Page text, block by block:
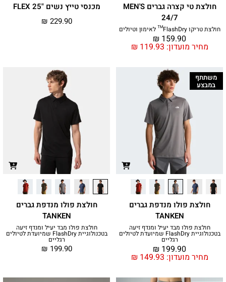
חולצת טי קצרה גברים MEN'S
24/7
חולצת טריקו FlashDry™ לאימון וטיולים
מחיר מועדון: ₪ 119.93
₪ 159.90
מכנסי טייץ נשים "FLEX 25
₪ 229.90
משתתף
במבצע
חולצת פולו מנדפת גברים
TANKEN
חולצת פולו מבד יעיל ומנדף זיעה
בטכנולוגיית FlashDry שמיועדת לטיולים
רגליים
מחיר מועדון: ₪ 149.93
₪ 199.90
חולצת פולו מנדפת גברים
TANKEN
חולצת פולו מבד יעיל ומנדף זיעה
בטכנולוגיית FlashDry שמיועדת לטיולים
רגליים
₪ 199.90